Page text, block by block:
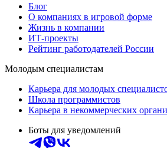
Блог
О компаниях в игровой форме
Жизнь в компании
ИТ-проекты
Рейтинг работодателей России
Молодым специалистам
Карьера для молодых
Школа программистов
Карьера в некоммерческих
Боты для уведомлений